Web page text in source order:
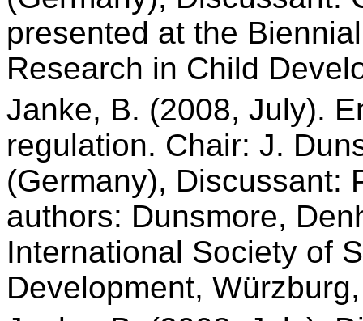
presented at the
Research in Child
Janke, B. (2008, July).
regulation. Chair: J.
(Germany), Discussant:
authors: Dunsmore,
International Society of
Development,